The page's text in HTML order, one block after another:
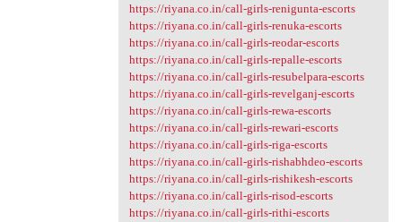
https://riyana.co.in/call-girls-renigunta-escorts
https://riyana.co.in/call-girls-renuka-escorts
https://riyana.co.in/call-girls-reodar-escorts
https://riyana.co.in/call-girls-repalle-escorts
https://riyana.co.in/call-girls-resubelpara-escorts
https://riyana.co.in/call-girls-revelganj-escorts
https://riyana.co.in/call-girls-rewa-escorts
https://riyana.co.in/call-girls-rewari-escorts
https://riyana.co.in/call-girls-riga-escorts
https://riyana.co.in/call-girls-rishabhdeo-escorts
https://riyana.co.in/call-girls-rishikesh-escorts
https://riyana.co.in/call-girls-risod-escorts
https://riyana.co.in/call-girls-rithi-escorts